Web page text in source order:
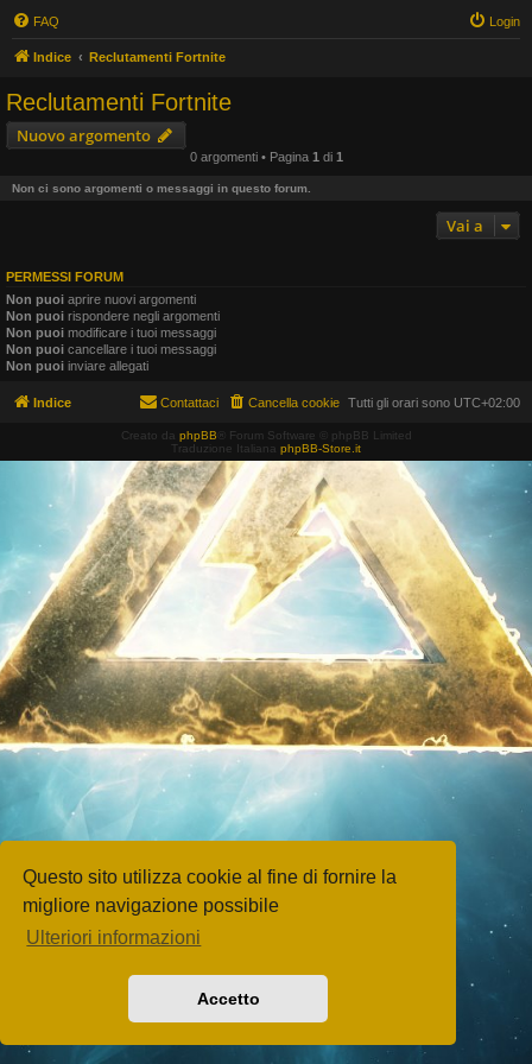
Questo sito utilizza cookie al fine di fornire la
migliore navigazione possibile
Ulteriori informazioni
Accetto
FAQ Login
Indice Reclutamenti Fortnite
Reclutamenti Fortnite
Nuovo argomento
0 argomenti • Pagina 1 di 1
Non ci sono argomenti o messaggi in questo forum.
Vai a
PERMESSI FORUM
Non puoi aprire nuovi argomenti
Non puoi rispondere negli argomenti
Non puoi modificare i tuoi messaggi
Non puoi cancellare i tuoi messaggi
Non puoi inviare allegati
Indice Tutti gli orari sono UTC+02:00
Cancella cookie
Contattaci
Creato da phpBB ® Forum Software © phpBB Limited
Traduzione Italiana phpBB-Store.it